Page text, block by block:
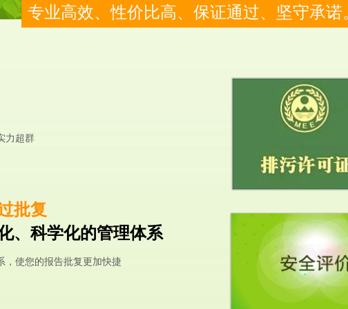
专业高效、性价比高、保证通过、坚守承诺
力超群
批复
、科学化的管理体系
，使您的报告批复更加快捷